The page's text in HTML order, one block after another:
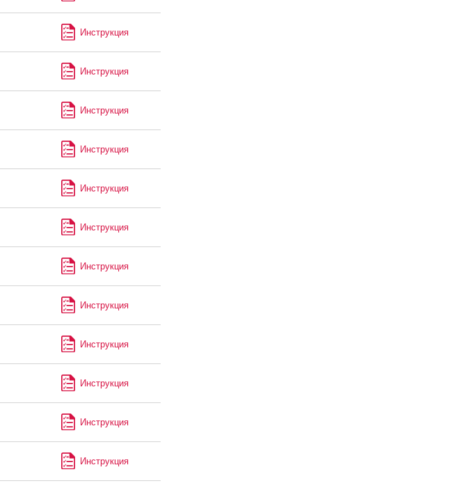
Инструкция
Инструкция
Инструкция
Инструкция
Инструкция
Инструкция
Инструкция
Инструкция
Инструкция
Инструкция
Инструкция
Инструкция